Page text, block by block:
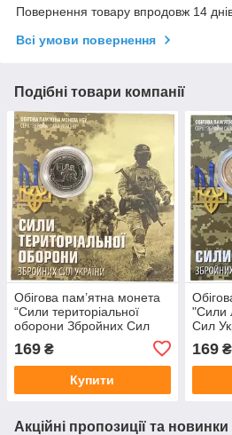
Повернення товару впродовж 14
Всі умови повернення
Подібні товари компанії
Обігова пам’ятна монета
“Сили територіальної
оборони Збройних Сил
пакованні
169 ₴
Купити
"Сили
Сил
169₴
Акційні пропозиції та новинки